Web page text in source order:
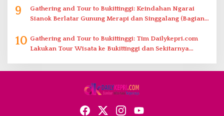
9
Gathering and Tour to Bukittinggi: Keindahan Ngarai
Sianok Berlatar Gunung Merapi dan Singgalang (Bagian
10 Gathering and Tour to Bukittinggi: Tim Dailykepri.com
Lakukan Tour Wisata ke Bukittinggi dan Sekitarnya